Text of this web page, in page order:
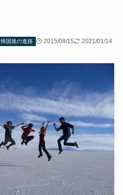
帰国後の進路 2015/08/15 2021/01/14